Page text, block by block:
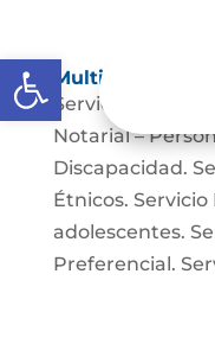
Abrir barra de
Multimedia
Servicio
Notarial –
Discapacidad.
Étnicos.
adolescentes.
Preferencial.